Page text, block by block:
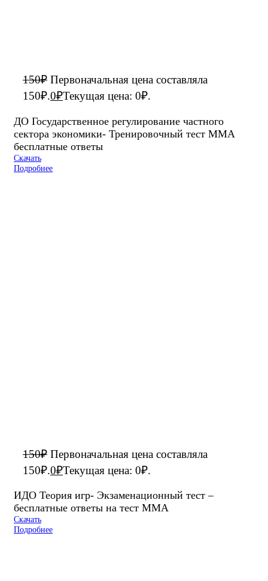
150₽ Первоначальная цена составляла
150₽.0₽Текущая цена: 0₽.
ДО Государственное регулирование частного
сектора экономики- Тренировочный тест ММА
бесплатные ответы
Скачать
Подробнее
150₽ Первоначальная цена составляла
150₽.0₽Текущая цена: 0₽.
ИДО Теория игр- Экзаменационный тест –
бесплатные ответы на тест ММА
Скачать
Подробнее